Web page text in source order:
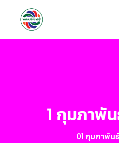
1 กุมภาพั
01 กุมภาพัน